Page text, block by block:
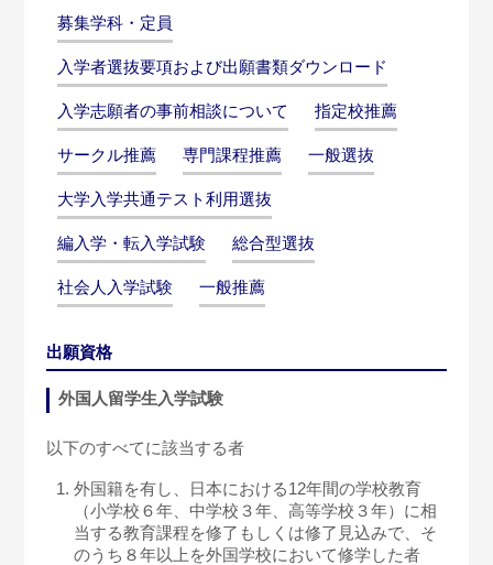
募集学科・定員
入学者選抜要項および出願書類ダウンロード
入学志願者の事前相談について 指定校推薦
サークル推薦 専門課程推薦 一般選抜
大学入学共通テスト利用選抜
編入学・転入学試験 総合型選抜
社会人入学試験 一般推薦
出願資格
外国人留学生入学試験
以下のすべてに該当する者
外国籍を有し、日本における12年間の学校教育
（小学校６年、中学校３年、高等学校３年）に相
当する教育課程を修了もしくは修了見込みで、そ
のうち８年以上を外国学校において修学した者